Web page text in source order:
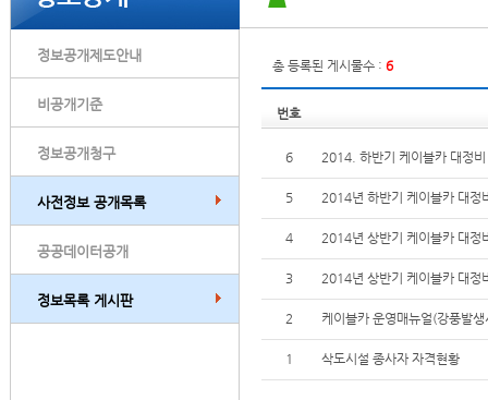
정보공개제도안내
비공개기준
정보공개청구
사전정보 공개목록
공공데이터공개
정보목록 게시판
총 등록된 게시물수 : 6
번호
6 2014. 하반기 케이블카 대정
5 2014년 하반기 케이블카 대정
4 2014년 상반기 케이블카 대정
3 2014년 상반기 케이블카 대정
2 케이블카 운영매뉴얼(강풍발
1 삭도시설 종사자 자격현황